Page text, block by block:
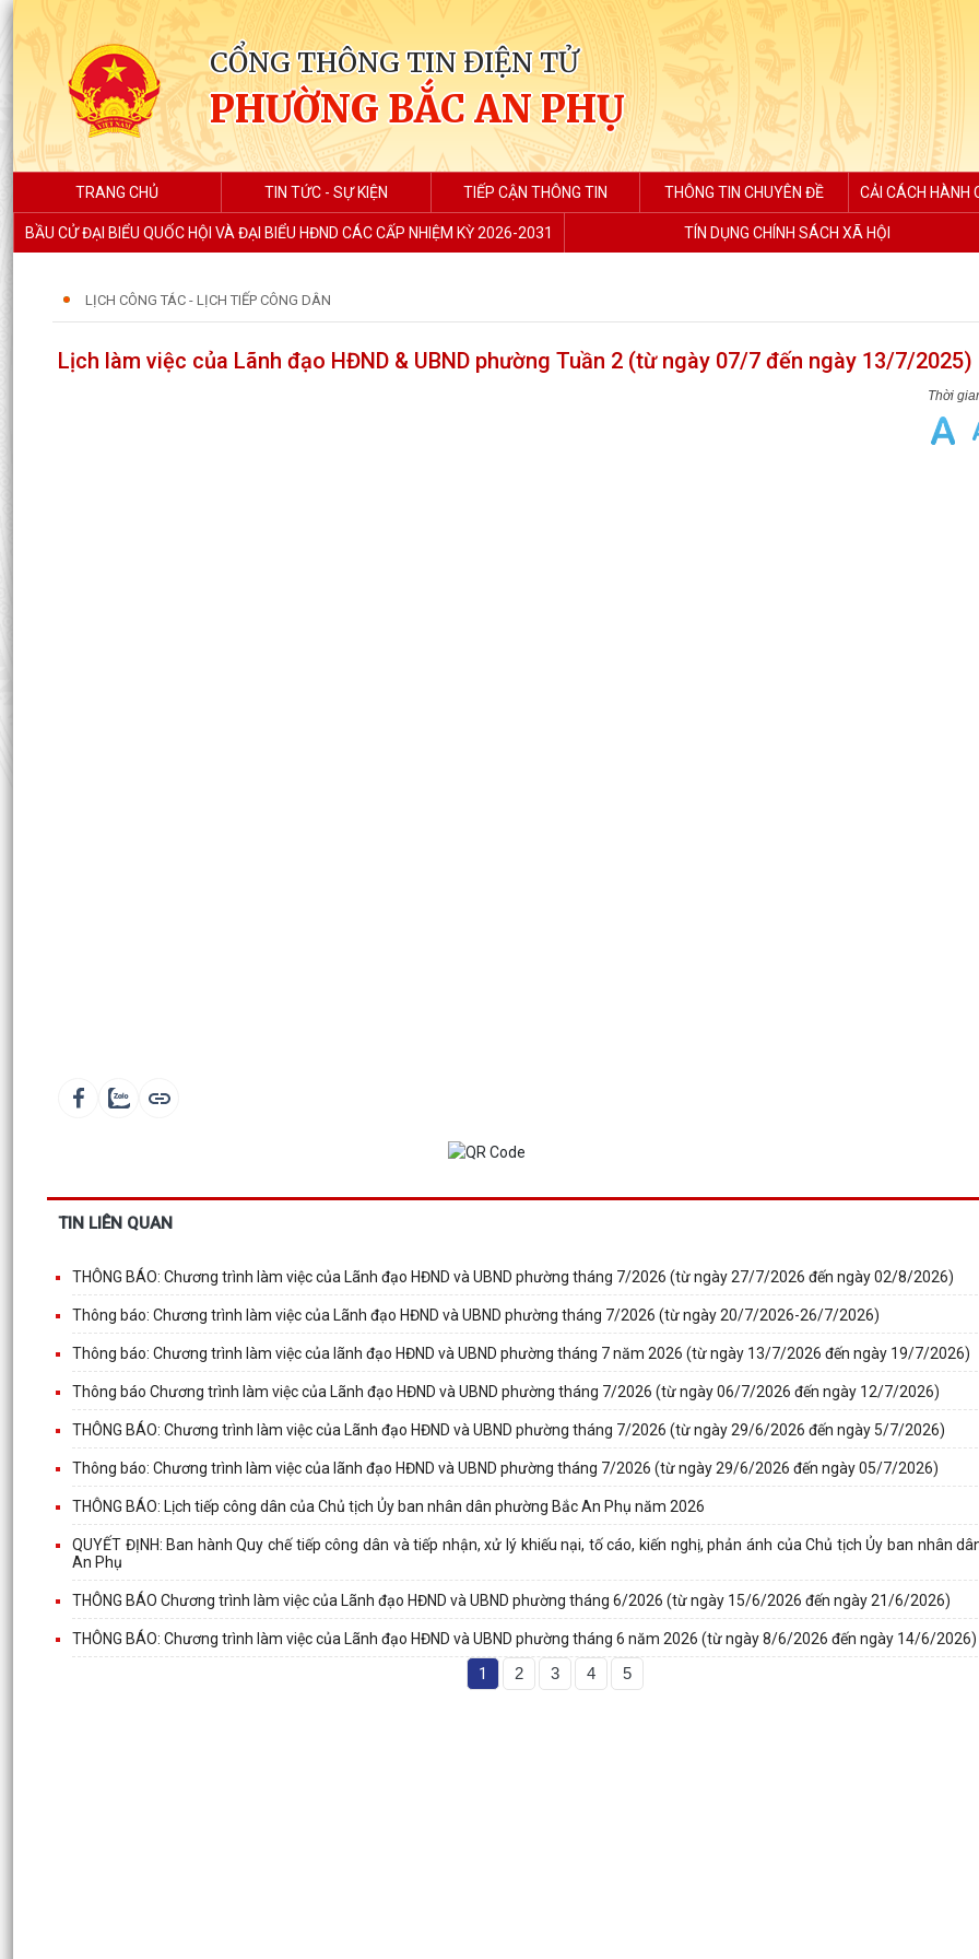
CỔNG THÔNG TIN ĐIỆN TỬ
PHƯỜNG BẮC AN PHỤ
TRANG CHỦ TIN TỨC - SỰ KIỆN TIẾP CẬN THÔNG TIN THÔNG TIN CHUYÊN ĐỀ CẢI CÁCH HÀNH
BẦU CỬ ĐẠI BIỂU QUỐC HỘI VÀ ĐẠI BIỂU HĐND CÁC CẤP NHIỆM KỲ 2026-2031 TÍN DỤNG CHÍNH SÁCH XÃ HỘI
LỊCH CÔNG TÁC - LỊCH TIẾP CÔNG DÂN
Lịch làm việc của Lãnh đạo HĐND & UBND phường Tuần 2 (từ ngày 07/7 đến ngày 13/7/2025)
TIN LIÊN QUAN
THÔNG BÁO: Chương trình làm việc của Lãnh đạo HĐND và UBND phường tháng 7/2026 (từ ngày 27/7/2026 đến ngày 02/8/2026)
Thông báo: Chương trình làm việc của Lãnh đạo HĐND và UBND phường tháng 7/2026 (từ ngày 20/7/2026-26/7/2026)
Thông báo: Chương trình làm việc của lãnh đạo HĐND và UBND phường tháng 7 năm 2026 (từ ngày 13/7/2026 đến ngày 19/7/2026)
Thông báo Chương trình làm việc của Lãnh đạo HĐND và UBND phường tháng 7/2026 (từ ngày 06/7/2026 đến ngày 12/7/2026)
THÔNG BÁO: Chương trình làm việc của Lãnh đạo HĐND và UBND phường tháng 7/2026 (từ ngày 29/6/2026 đến ngày 5/7/2026)
Thông báo: Chương trình làm việc của lãnh đạo HĐND và UBND phường tháng 7/2026 (từ ngày 29/6/2026 đến ngày 05/7/2026)
THÔNG BÁO: Lịch tiếp công dân của Chủ tịch Ủy ban nhân dân phường Bắc An Phụ năm 2026
QUYẾT ĐỊNH: Ban hành Quy chế tiếp công dân và tiếp nhận, xử lý khiếu nại, tố cáo, kiến nghị, phản ánh của Chủ tịch Ủy ban nhân
An Phụ
THÔNG BÁO Chương trình làm việc của Lãnh đạo HĐND và UBND phường tháng 6/2026 (từ ngày 15/6/2026 đến ngày 21/6/2026)
THÔNG BÁO: Chương trình làm việc của Lãnh đạo HĐND và UBND phường tháng 6 năm 2026 (từ ngày 8/6/2026 đến ngày 14/6/2026)
1 2 3 4 5